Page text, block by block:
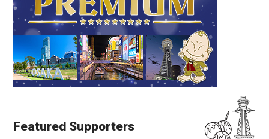
Featured Supporters